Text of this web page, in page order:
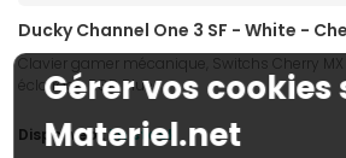
Ducky Channel One 3 SF - White -
Clavier gamer mécanique, Switchs Cherry MX
éclairage RGB Blue
Dispo web :En stock
Gérer vos cookies
Materiel.net